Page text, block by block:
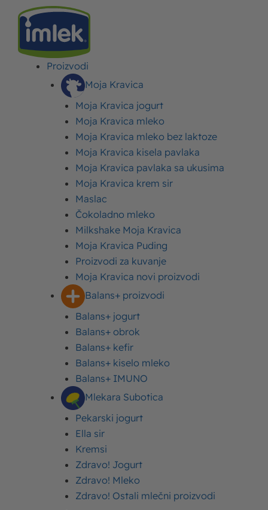
Proizvodi
Moja Kravica
Moja Kravica jogurt
Moja Kravica mleko
Moja Kravica mleko bez laktoze
Moja Kravica kisela pavlaka
Moja Kravica pavlaka sa ukusima
Moja Kravica krem sir
Maslac
Čokoladno mleko
Milkshake Moja Kravica
Moja Kravica Puding
Proizvodi za kuvanje
Moja Kravica novi proizvodi
Balans+ proizvodi
Balans+ jogurt
Balans+ obrok
Balans+ kefir
Balans+ kiselo mleko
Balans+ IMUNO
Mlekara Subotica
Pekarski jogurt
Ella sir
Kremsi
Zdravo! Jogurt
Zdravo! Mleko
Zdravo! Ostali mlečni proizvodi
>ČESTO POSTAVLJANA PITANJA
Često postavljana pitanja
Saznajte sve što vas zanima o Imlek proizvodima,
uslugama i praksama. Na ovoj stranici ćete pronaći
najčešće postavljana pitanja i detaljne odgovore na
sve što vas je ikad zanimalo o našoj kompaniji.
O mleku O jogurtu
O mleku
Šta je mleko?
Koji su vitamini prisutni u
mleku?
Šta je to organsko mleko